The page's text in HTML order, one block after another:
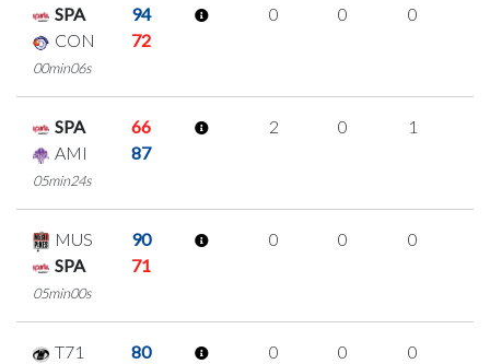
SPA
94
CON
72
00min06s
0 0 0
SPA
66
AMI
87
05min24s
2 0 1
MUS
90
SPA
71
05min00s
0 0 0
T71
80
0 0 0